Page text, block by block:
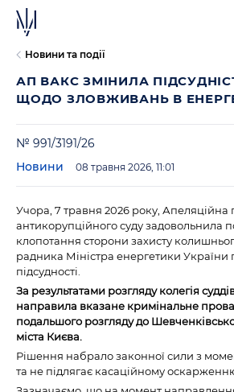
Новини та події
АП ВАКС ЗМІНИЛА
ЩОДО ЗЛОВЖИВАНЬ В
№ 991/3191/26
Новини
08 травня 2026, 11:01
Учора, 7 травня 2026 року,
антикорупційного суду задовольнила
клопотання сторони захисту
радника Міністра енергетики України
підсудності.
За результатами розгляду колегія
направила вказане кримінальне
подальшого розгляду до
міста Києва.
Рішення набрало законної сили з
та не підлягає касаційному